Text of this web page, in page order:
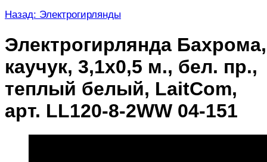
Назад: Электрогирлянды
Электрогирлянда Бахрома,
каучук, 3,1х0,5 м., бел. пр.,
теплый белый, LaitCom,
арт. LL120-8-2WW 04-151